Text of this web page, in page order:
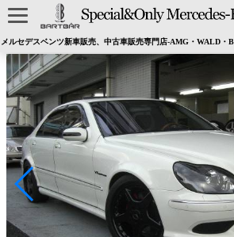
メルセデスベンツ新車販売、中古車販売専門店-AMG・WALD・